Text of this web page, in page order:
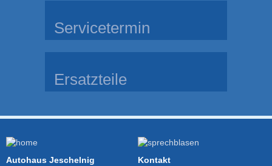
Servicetermin
Ersatzteile
Autohaus Jeschelnig
Kontakt